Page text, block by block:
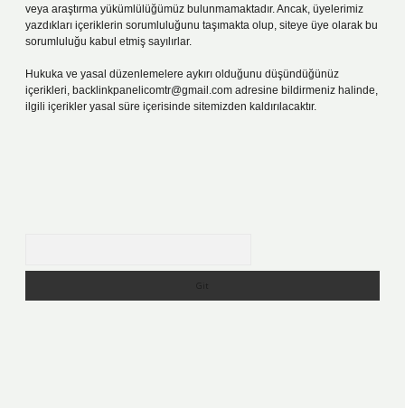
veya araştırma yükümlülüğümüz bulunmamaktadır. Ancak, üyelerimiz
yazdıkları içeriklerin sorumluluğunu taşımakta olup, siteye üye olarak bu
sorumluluğu kabul etmiş sayılırlar.
Hukuka ve yasal düzenlemelere aykırı olduğunu düşündüğünüz
içerikleri, backlinkpanelicomtr@gmail.com adresine bildirmeniz halinde,
ilgili içerikler yasal süre içerisinde sitemizden kaldırılacaktır.